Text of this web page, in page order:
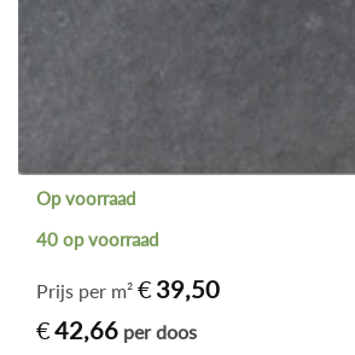
Prijs per m² € 39,50
€42,66 per doos
Op voorraad
40 op voorraad